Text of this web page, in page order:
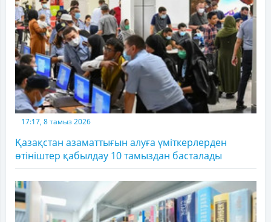
17:17, 8 тамыз 2026
Қазақстан азаматтығын алуға үміткерлерден
өтініштер қабылдау 10 тамыздан басталады